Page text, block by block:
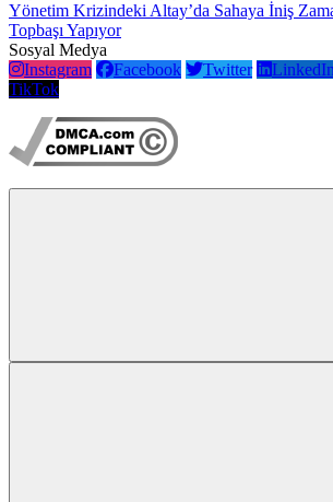
Yönetim Krizindeki Altay’da Sahaya İniş
Topbaşı Yapıyor
Sosyal Medya
Instagram
Facebook Twitter LinkedIn
TikTok